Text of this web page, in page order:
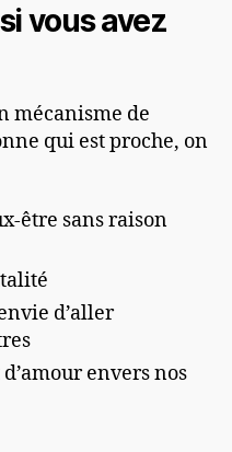
vous avez
mécanisme de
qui est proche, on
être sans raison
d’aller
envers nos